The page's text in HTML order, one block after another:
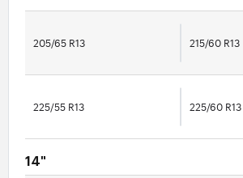
205/65 R13 215/60 R13
225/55 R13 225/60 R13
14"